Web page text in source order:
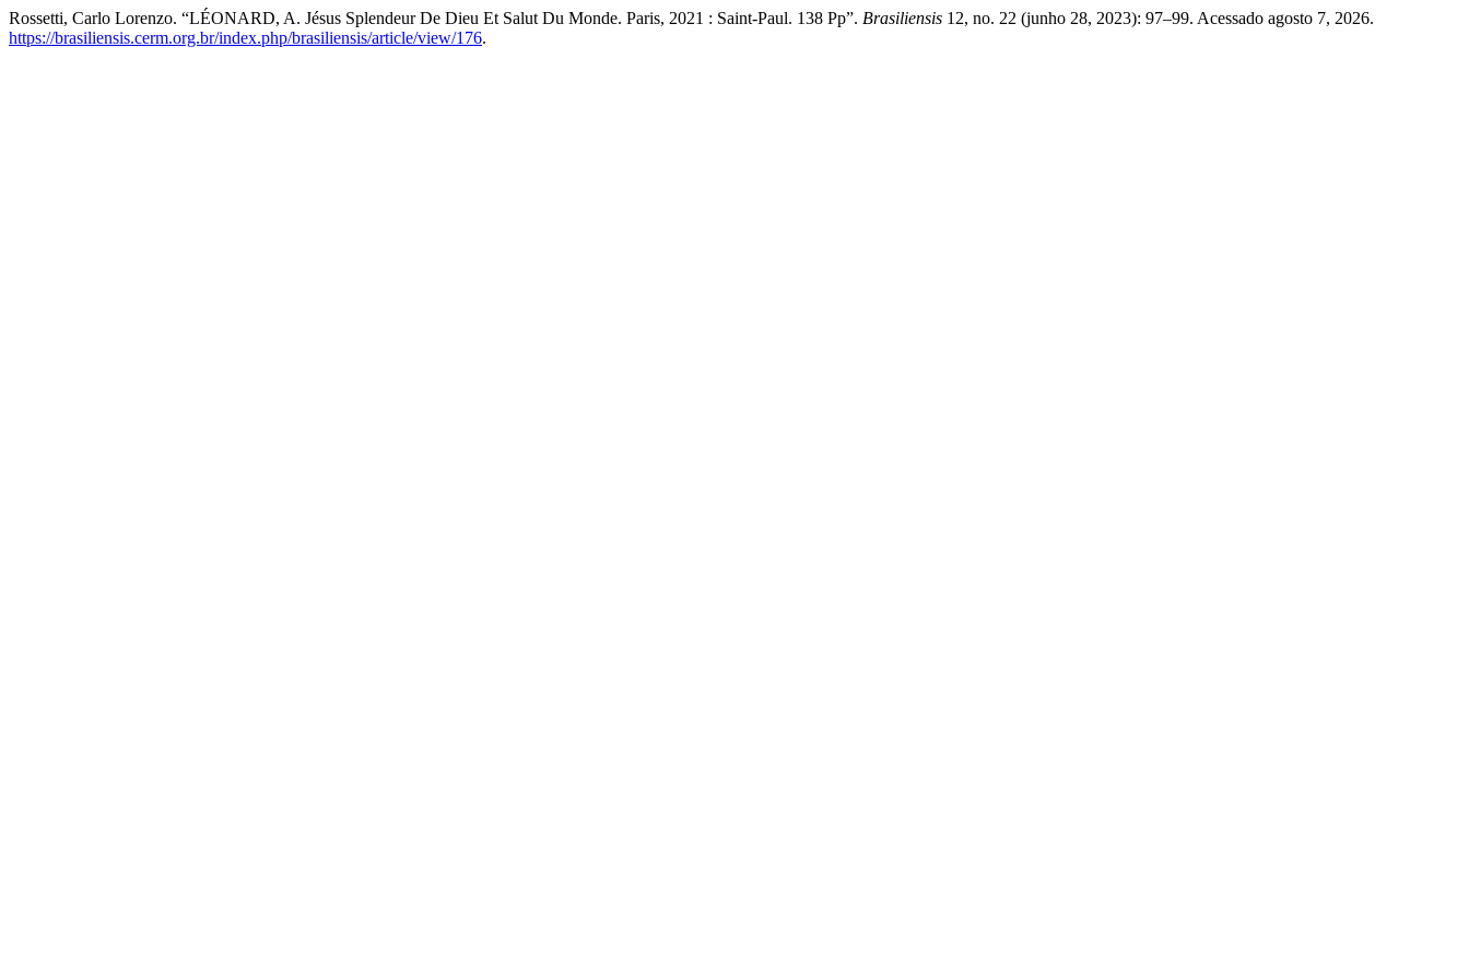
Rossetti, Carlo Lorenzo. “LÉONARD, A. Jésus Splendeur De Dieu Et Salut Du Monde. Paris, 2021 : Saint-Paul. 138 Pp”. Brasiliensis 12, no. 22 (junho 28, 2023): 97–99. Acessado agosto 7, 2026.
https://brasiliensis.cerm.org.br/index.php/brasiliensis/article/view/176.